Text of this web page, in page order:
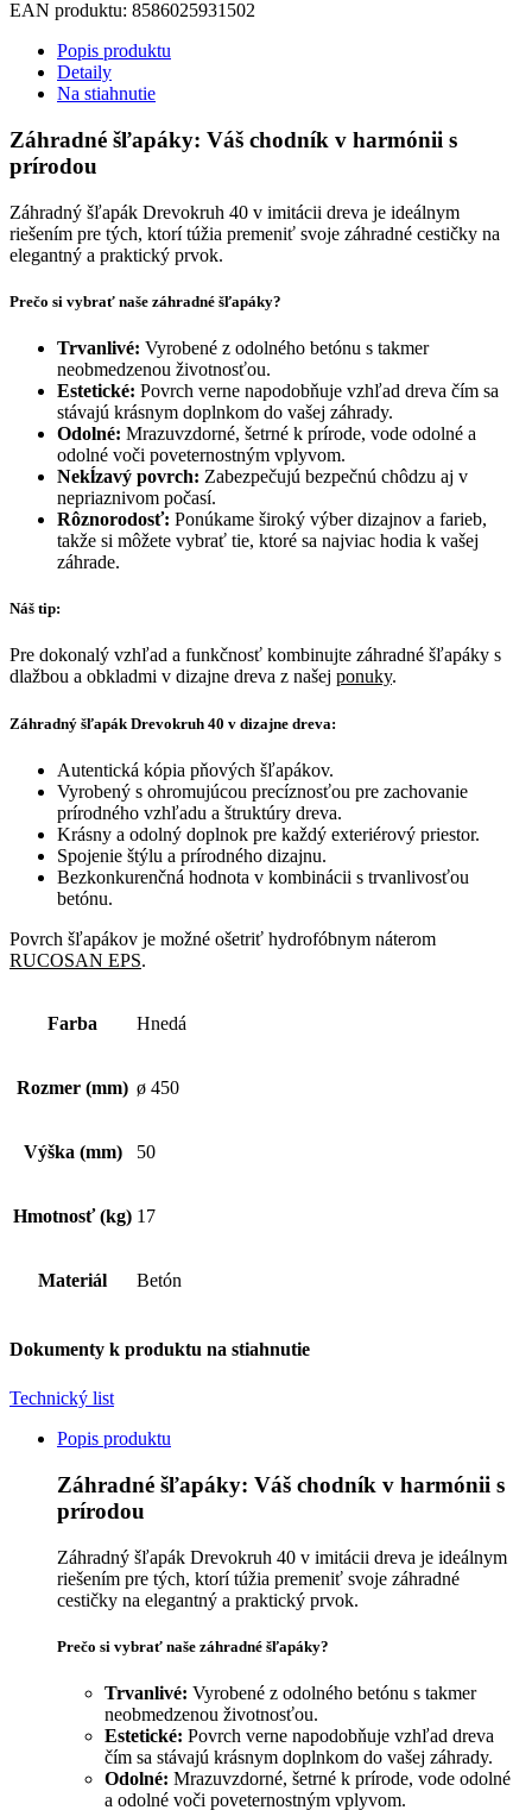
EAN produktu: 8586025931502
Popis produktu
Detaily
Na stiahnutie
Záhradné šľapáky: Váš chodník v harmónii s
prírodou
Záhradný šľapák Drevokruh 40 v imitácii dreva je ideálnym
riešením pre tých, ktorí túžia premeniť svoje záhradné cestičky na
elegantný a praktický prvok.
Prečo si vybrať naše záhradné šľapáky?
Trvanlivé: Vyrobené z odolného betónu s takmer
neobmedzenou životnosťou.
Estetické: Povrch verne napodobňuje vzhľad dreva čím sa
stávajú krásnym doplnkom do vašej záhrady.
Odolné: Mrazuvzdorné, šetrné k prírode, vode odolné a
odolné voči poveternostným vplyvom.
Nekĺzavý povrch: Zabezpečujú bezpečnú chôdzu aj v
nepriaznivom počasí.
Rôznorodosť: Ponúkame široký výber dizajnov a farieb,
takže si môžete vybrať tie, ktoré sa najviac hodia k vašej
záhrade.
Náš tip:
Pre dokonalý vzhľad a funkčnosť kombinujte záhradné šľapáky s
dlažbou a obkladmi v dizajne dreva z našej ponuky.
Záhradný šľapák Drevokruh 40 v dizajne dreva:
Autentická kópia pňových šľapákov.
Vyrobený s ohromujúcou precíznosťou pre zachovanie
prírodného vzhľadu a štruktúry dreva.
Krásny a odolný doplnok pre každý exteriérový priestor.
Spojenie štýlu a prírodného dizajnu.
Bezkonkurenčná hodnota v kombinácii s trvanlivosťou
betónu.
Povrch šľapákov je možné ošetriť hydrofóbnym náterom
RUCOSAN EPS.
Farba Hnedá
Rozmer (mm) ø 450
Výška (mm) 50
Hmotnosť (kg) 17
Materiál Betón
Dokumenty k produktu na stiahnutie
Technický list
Popis produktu
Záhradné šľapáky: Váš chodník v harmónii s
prírodou
Záhradný šľapák Drevokruh 40 v imitácii dreva je ideálnym
riešením pre tých, ktorí túžia premeniť svoje záhradné
cestičky na elegantný a praktický prvok.
Prečo si vybrať naše záhradné šľapáky?
Trvanlivé: Vyrobené z odolného betónu s takmer
neobmedzenou životnosťou.
Estetické: Povrch verne napodobňuje vzhľad dreva
čím sa stávajú krásnym doplnkom do vašej záhrady.
Odolné: Mrazuvzdorné, šetrné k prírode, vode odolné
a odolné voči poveternostným vplyvom.